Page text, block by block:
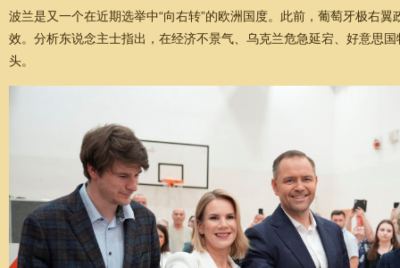
波兰是又一个在近期选举中“向右转”的欧洲国度。此前，葡萄牙极右
效。分析东说念主士指出，在经济不景气、乌克兰危急延宕、好意思
头。